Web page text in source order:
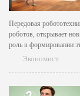
Передовая
роботов, открывает
роль в формировании
технологии для
мобильностью...
Экономист